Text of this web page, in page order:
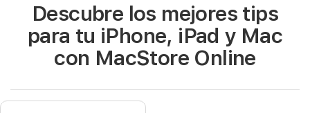
Descubre los mejores tips
para tu iPhone, iPad y Mac
con MacStore Online